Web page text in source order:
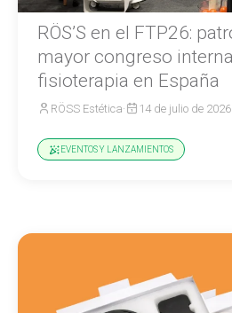
RÖS’S en el FTP26:
mayor congreso
fisioterapia en España
RÖSS Estética· 14 de julio de 2026
EVENTOS Y LANZAMIENTOS